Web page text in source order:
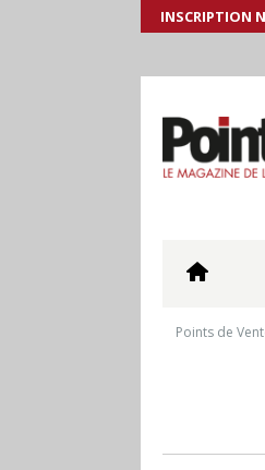
INSCRIPTION
Points de